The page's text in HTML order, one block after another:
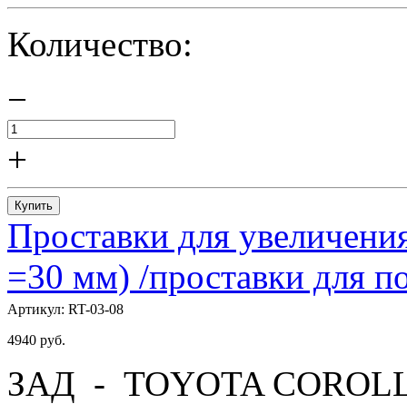
Количество:
−
+
Купить
Проставки для
=30 мм) /проставки для
Артикул: RT-03-08
4940 руб.
ЗАД - TOYOTA